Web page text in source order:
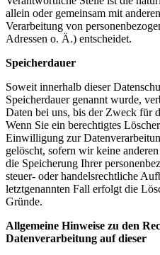
allein oder gemeinsam mit
Verarbeitung von
Adressen o. Ä.) entscheidet.
Speicherdauer
Soweit innerhalb dieser
Speicherdauer genannt wurde,
Daten bei uns, bis der Zweck für
Wenn Sie ein berechtigtes
Einwilligung zur
gelöscht, sofern wir keine
die Speicherung Ihrer
steuer- oder handelsrechtliche
letztgenannten Fall erfolgt die
Gründe.
Allgemeine Hinweise zu den
Datenverarbeitung auf dieser